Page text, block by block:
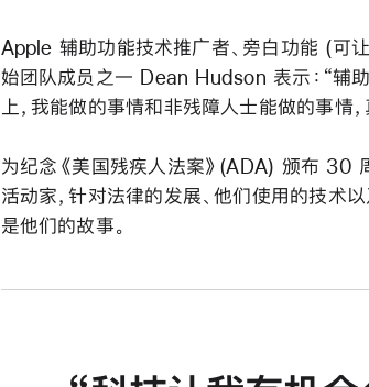
Apple 辅助功能技术推广者、旁白功能 (
始团队成员之一 Dean Hudson 表示：“辅
上，我能做的事情和非残障人士能做的事情
为纪念《美国残疾人法案》(ADA) 颁布 30
活动家，针对法律的发展、他们使用的技术
是他们的故事。